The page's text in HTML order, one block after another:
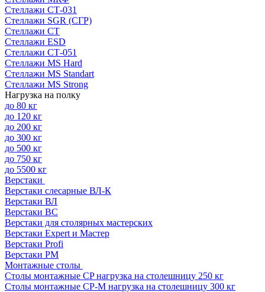
Стеллажи СТ-031
Стеллажи SGR (СГР)
Стеллажи СТ
Стеллажи ESD
Стеллажи СТ-051
Стеллажи MS Hard
Стеллажи MS Standart
Стеллажи MS Strong
Нагрузка на полку
до 80 кг
до 120 кг
до 200 кг
до 300 кг
до 500 кг
до 750 кг
до 5500 кг
Верстаки
Верстаки слесарные ВЛ-К
Верстаки ВЛ
Верстаки ВС
Верстаки для столярных мастерских
Верстаки Expert и Мастер
Верстаки Profi
Верстаки РМ
Монтажные столы
Столы монтажные СP нагрузка на столешницу 250 кг
Столы монтажные СР-М нагрузка на столешницу 300 кг